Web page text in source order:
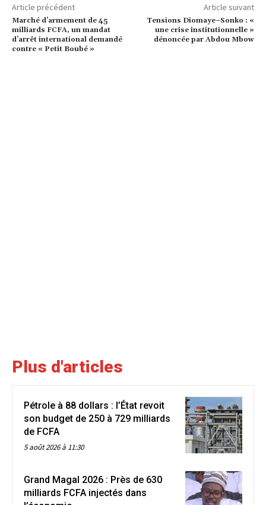
Article précédent
Marché d’armement de 45
milliards FCFA, un mandat
d’arrêt international demandé
contre « Petit Boubé »
Article suivant
Tensions Diomaye–Sonko : «
une crise institutionnelle »
dénoncée par Abdou Mbow
Plus d'articles
Pétrole à 88 dollars : l’État revoit
son budget de 250 à 729 milliards
de FCFA
5 août 2026 à 11:30
Grand Magal 2026 : Près de 630
milliards FCFA injectés dans